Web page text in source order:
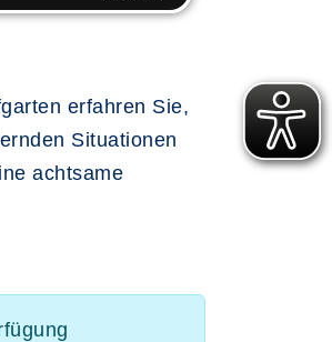
erfahren Sie,
Situationen
achtsame